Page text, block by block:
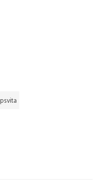
psvita